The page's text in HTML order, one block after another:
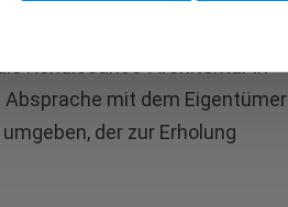
Das Schloss wurde im 16.
Renaissance-Architektur in
Absprache mit dem Eigentümer
der zur Erholung